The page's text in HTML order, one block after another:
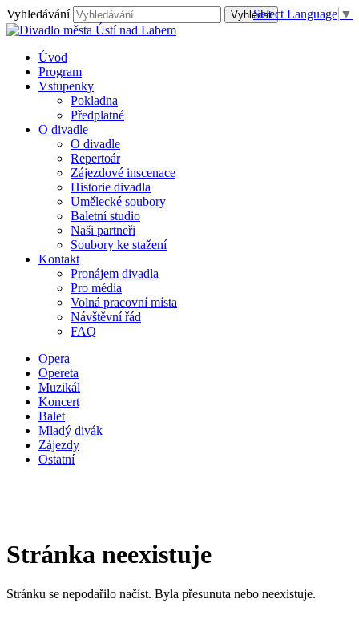
Vyhledávání
Úvod
Program
Vstupenky
Pokladna
Předplatné
O divadle
O divadle
Repertoár
Zájezdové inscenace
Historie divadla
Umělecké soubory
Baletní studio
Naši partneři
Soubory ke stažení
Kontakt
Pronájem divadla
Pro média
Volná pracovní místa
Návštěvní řád
FAQ
Select Language ▼
Opera
Opereta
Muzikál
Koncert
Balet
Mladý divák
Zájezdy
Ostatní
Stránka neexistuje
Stránku se nepodařilo načíst. Byla přesunuta nebo neexistuje.